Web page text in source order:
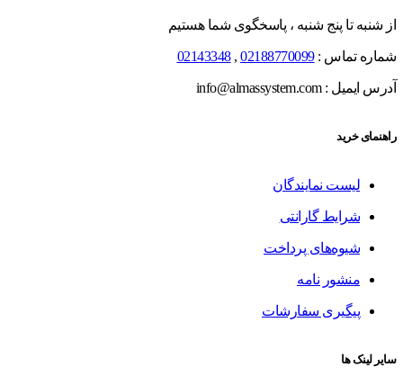
از شنبه تا پنج شنبه ، پاسخگوی شما هستیم
شماره تماس :02188770099
,
02143348
آدرس ایمیل : info@almassystem.com
راهنمای خرید
لیست نمایندگان
شرایط گارانتی
شیوه‌های پرداخت
منشور نامه
پیگیری سفارشات
سایر لینک ها